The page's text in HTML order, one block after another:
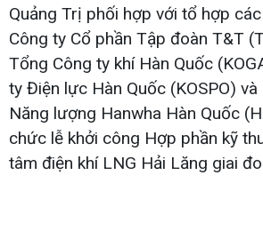
Quảng Trị phối hợp với tổ hợp
Công ty Cổ phần Tập đoàn T&T
Tổng Công ty khí Hàn Quốc
ty Điện lực Hàn Quốc (KOSPO)
Năng lượng Hanwha Hàn Quốc
chức lễ khởi công Hợp phần kỹ
tâm điện khí LNG Hải Lăng giai